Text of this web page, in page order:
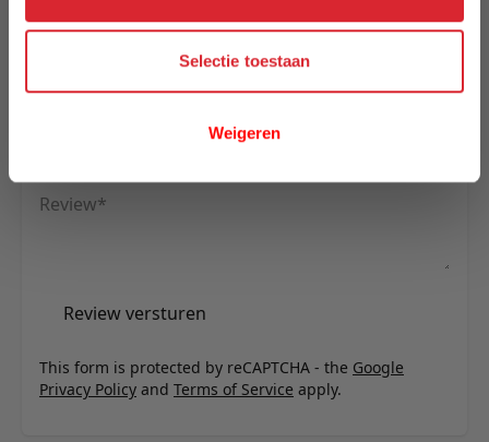
Selectie toestaan
Weigeren
Schrijf uw eigen review
U plaatst een review over:Vloerkleed Vervagende Wereld 8383 -
Review
Review versturen
This form is protected by reCAPTCHA - the Google
Privacy Policy and Terms of Service apply.